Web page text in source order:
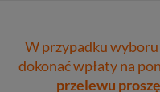
W przypadku
dokonać wpłaty na
przelewu